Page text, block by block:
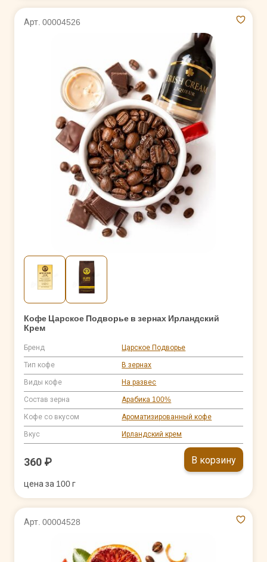
Арт. 00004526
Кофе Царское Подворье в зернах Ирландский
Крем
Бренд Царское Подворье
Тип кофе В зернах
Виды кофе На развес
Состав зерна Арабика 100%
Кофе со вкусом Ароматизированный кофе
Вкус Ирландский крем
360 ₽ В корзину
цена за 100 г
Арт. 00004528